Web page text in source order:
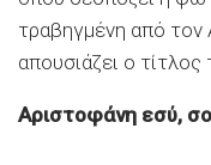
τραβηγμένη από τον
απουσιάζει ο τίτλος
Αριστοφάνη εσύ,